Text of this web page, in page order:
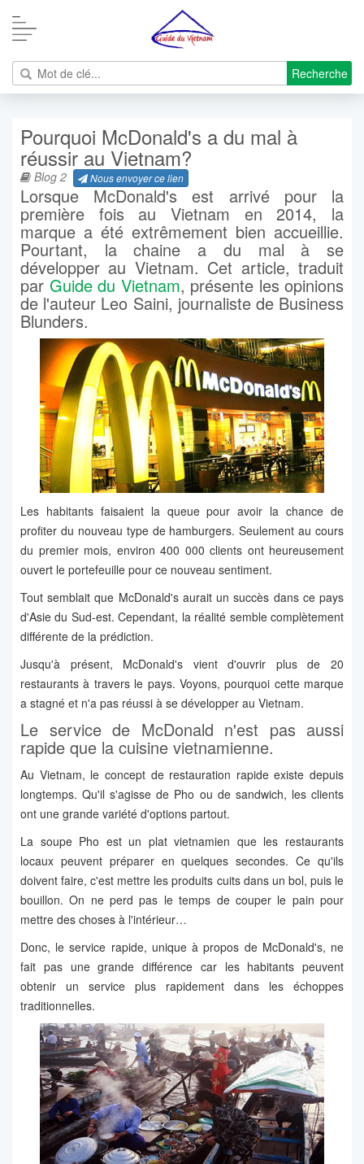
Recherche
Pourquoi McDonald's a du mal à
réussir au Vietnam?
Blog 2 Nous envoyer ce lien
Lorsque McDonald's est arrivé pour la
première fois au Vietnam en 2014, la
marque a été extrêmement bien accueillie.
Pourtant, la chaine a du mal à se
développer au Vietnam. Cet article, traduit
par Guide du Vietnam, présente les opinions
de l'auteur Leo Saini, journaliste de Business
Blunders.
Les habitants faisaient la queue pour avoir la chance de
profiter du nouveau type de hamburgers. Seulement au cours
du premier mois, environ 400 000 clients ont heureusement
ouvert le portefeuille pour ce nouveau sentiment.
Tout semblait que McDonald's aurait un succès dans ce pays
d'Asie du Sud-est. Cependant, la réalité semble complètement
différente de la prédiction.
Jusqu'à présent, McDonald's vient d'ouvrir plus de 20
restaurants à travers le pays. Voyons, pourquoi cette marque
a stagné et n'a pas réussi à se développer au Vietnam.
Le service de McDonald n'est pas aussi
rapide que la cuisine vietnamienne.
Au Vietnam, le concept de restauration rapide existe depuis
longtemps. Qu'il s'agisse de Pho ou de sandwich, les clients
ont une grande variété d'options partout.
La soupe Pho est un plat vietnamien que les restaurants
locaux peuvent préparer en quelques secondes. Ce qu'ils
doivent faire, c'est mettre les produits cuits dans un bol, puis le
bouillon. On ne perd pas le temps de couper le pain pour
mettre des choses à l'intérieur…
Donc, le service rapide, unique à propos de McDonald's, ne
fait pas une grande différence car les habitants peuvent
obtenir un service plus rapidement dans les échoppes
traditionnelles.